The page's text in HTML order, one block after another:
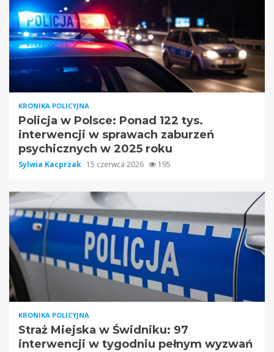
KRONIKA POLICYJNA
Policja w Polsce: Ponad 122 tys.
interwencji w sprawach zaburzeń
psychicznych w 2025 roku
Sylwia Kacprzak 15 czerwca 2026 195
KRONIKA POLICYJNA
Straż Miejska w Świdniku: 97
interwencji w tygodniu pełnym wyzwań